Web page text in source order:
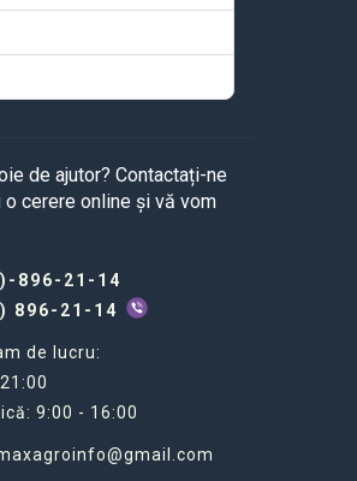
de ajutor? Contactați-ne
o cerere online și vă vom
896-21-14
896-21-14
de lucru:
9:00 - 16:00